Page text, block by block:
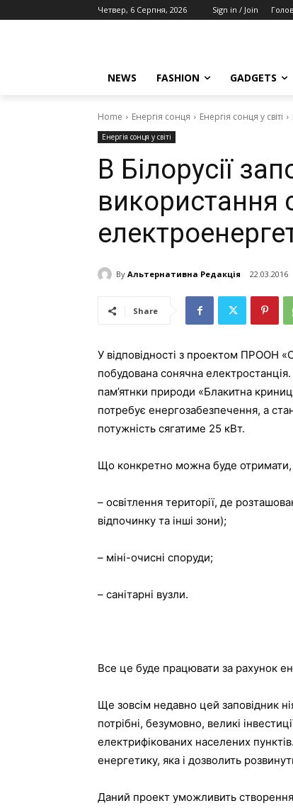
Четвер, 6 Серпня, 2026 Sign in / Join
NEWS FASHION GADGETS
Home Енергія сонця Енергія сонця у світі
Енергія сонця у світі
В Білорусії
використання
By Альтернативна Редакція 22.03.2016
Share
У відповідності з проектом ПРООН
побудована сонячна
пам’ятнки природи «Блакитна
потребує енергозабезпечення, а
потужність сягатиме 25 кВт.
Що конкретно можна буде
– освітлення території, де
відпочинку та інші зони);
– міні-очисні споруди;
– санітарні вузли.
Все це буде працювати за рахунок
Ще зовсім недавно цей заповідник
потрібні, безумовно, великі
електрифікованих населених
енергетику, яка і дозволить
Даний проект уможливить